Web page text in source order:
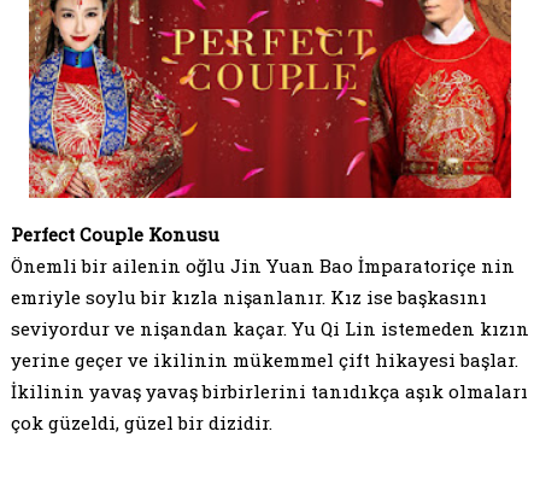
Perfect Couple Konusu
Önemli bir ailenin oğlu Jin Yuan Bao İmparatoriçe nin
emriyle soylu bir kızla nişanlanır. Kız ise başkasını
seviyordur ve nişandan kaçar. Yu Qi Lin istemeden kızın
yerine geçer ve ikilinin mükemmel çift hikayesi başlar.
İkilinin yavaş yavaş birbirlerini tanıdıkça aşık olmaları
çok güzeldi, güzel bir dizidir.